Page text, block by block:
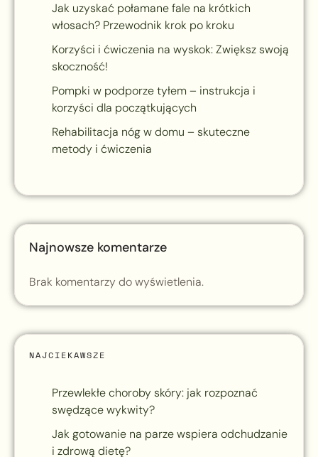
Jak uzyskać połamane fale na krótkich
włosach? Przewodnik krok po kroku
Korzyści i ćwiczenia na wyskok: Zwiększ swoją
skoczność!
Pompki w podporze tyłem – instrukcja i
korzyści dla początkujących
Rehabilitacja nóg w domu – skuteczne
metody i ćwiczenia
Najnowsze komentarze
Brak komentarzy do wyświetlenia.
NAJCIEKAWSZE
Przewlekłe choroby skóry: jak rozpoznać
swędzące wykwity?
Jak gotowanie na parze wspiera odchudzanie
i zdrową dietę?